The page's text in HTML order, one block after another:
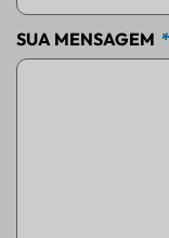
SUA MENSAGEM